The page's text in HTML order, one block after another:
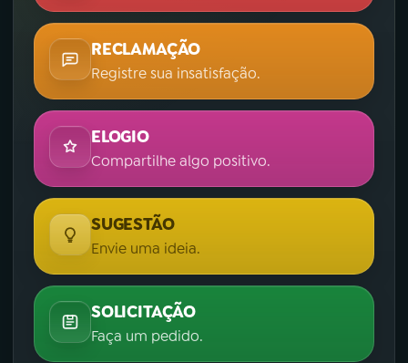
RECLAMAÇÃO
Registre sua insatisfação.
ELOGIO
Compartilhe algo positivo.
SUGESTÃO
Envie uma ideia.
SOLICITAÇÃO
Faça um pedido.